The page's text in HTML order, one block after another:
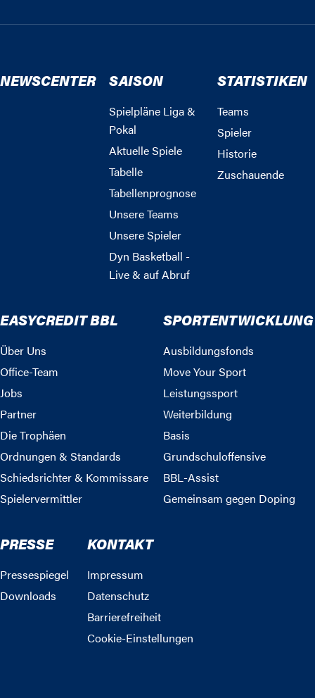
NEWSCENTER SAISON
Spielpläne Liga &
Pokal
Aktuelle Spiele
Tabelle
Tabellenprognose
Unsere Teams
Unsere Spieler
Dyn Basketball -
Live & auf Abruf
STATISTIKEN
Teams
Spieler
Historie
Zuschauende
EASYCREDIT BBL
Über Uns
Office-Team
Jobs
Partner
Die Trophäen
Ordnungen & Standards
Schiedsrichter & Kommissare
Spielervermittler
SPORTENTWICKLUNG
Ausbildungsfonds
Move Your Sport
Leistungssport
Weiterbildung
Basis
Grundschuloffensive
BBL-Assist
Gemeinsam gegen Doping
PRESSE
Pressespiegel
Downloads
KONTAKT
Impressum
Datenschutz
Barrierefreiheit
Cookie-Einstellungen